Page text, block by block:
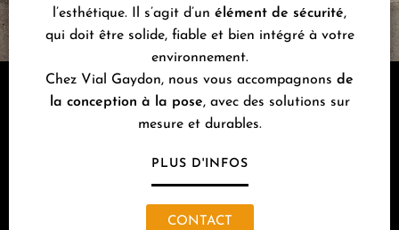
l’esthétique. Il s’agit d’un élément de sécurité,
qui doit être solide, fiable et bien intégré à votre
environnement.
Chez Vial Gaydon, nous vous accompagnons de
la conception à la pose, avec des solutions sur
mesure et durables.
PLUS D'INFOS
CONTACT